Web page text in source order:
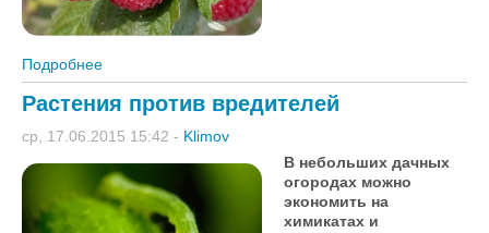
Подробнее
Растения против вредителей
ср, 17.06.2015 15:42 - Klimov
В небольших дачных
огородах можно
экономить на
химикатах и